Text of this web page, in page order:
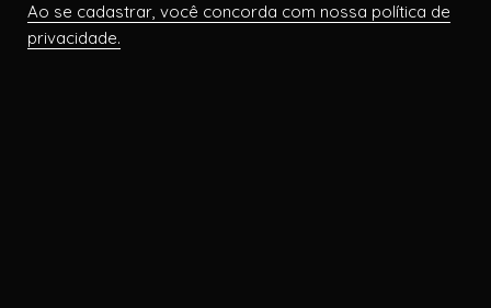
Ao se cadastrar, você concorda com nossa política de
privacidade.